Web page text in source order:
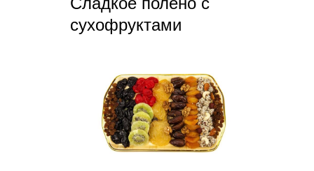
сухофруктами